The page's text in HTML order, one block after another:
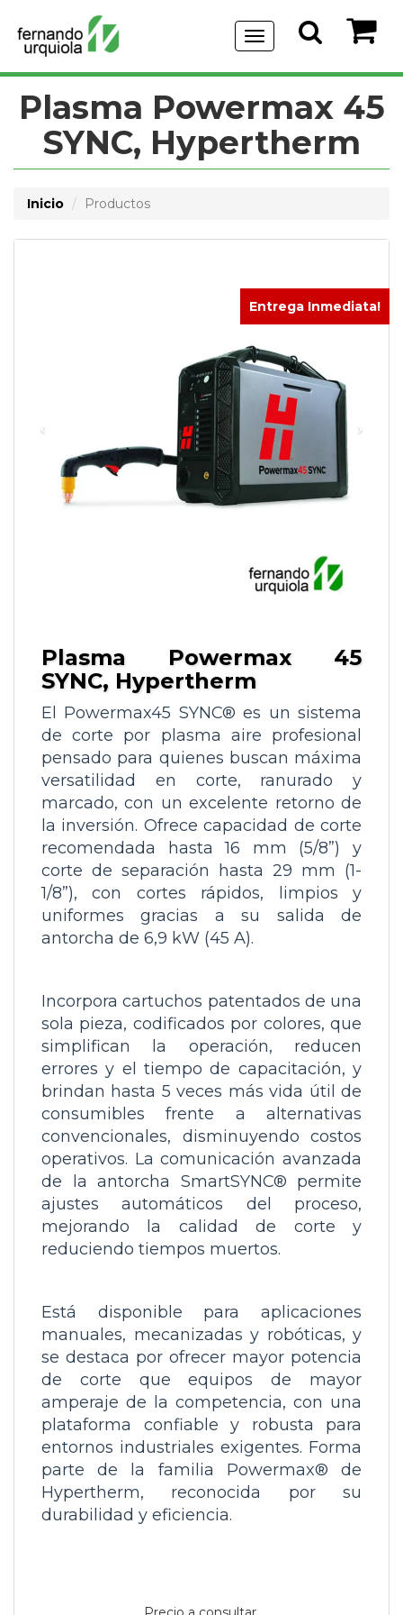
Menu
de
Navegación
Plasma Powermax 45
SYNC, Hypertherm
Inicio Productos
Entrega Inmediata!
Plasma Powermax 45
SYNC, Hypertherm
El Powermax45 SYNC® es un sistema
de corte por plasma aire profesional
pensado para quienes buscan máxima
versatilidad en corte, ranurado y
marcado, con un excelente retorno de
la inversión. Ofrece capacidad de corte
recomendada hasta 16 mm (5/8”)
y
corte de separación hasta 29 mm (1-
1/8”), con cortes rápidos, limpios y
uniformes gracias a su salida de
antorcha de 6,9 kW (45 A).
Incorpora cartuchos patentados de una
sola pieza, codificados por colores, que
simplifican la operación, reducen
errores y el tiempo de capacitación, y
brindan hasta 5 veces más vida útil de
consumibles frente a alternativas
convencionales, disminuyendo costos
operativos. La comunicación avanzada
de la antorcha SmartSYNC® permite
ajustes automáticos del proceso,
mejorando la calidad de corte y
reduciendo tiempos muertos.
Está disponible para aplicaciones
manuales, mecanizadas y robóticas, y
se destaca por ofrecer mayor potencia
de corte que equipos de mayor
amperaje de la competencia, con una
plataforma confiable y robusta para
entornos industriales exigentes. Forma
parte de la familia Powermax® de
Hypertherm, reconocida por su
durabilidad y eficiencia.